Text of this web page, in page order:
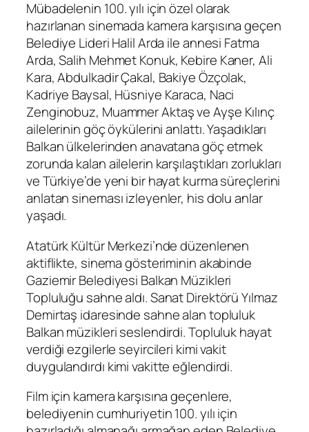
Mübadelenin 100. yılı için özel olarak
hazırlanan sinemada kamera karşısına geçen
Belediye Lideri Halil Arda ile annesi Fatma
Arda, Salih Mehmet Konuk, Kebire Kaner, Ali
Kara, Abdulkadir Çakal, Bakiye Özçolak,
Kadriye Baysal, Hüsniye Karaca, Naci
Zenginobuz, Muammer Aktaş ve Ayşe Kılınç
ailelerinin göç öykülerini anlattı. Yaşadıkları
Balkan ülkelerinden anavatana göç etmek
zorunda kalan ailelerin karşılaştıkları zorlukları
ve Türkiye’de yeni bir hayat kurma süreçlerini
anlatan sineması izleyenler, his dolu anlar
yaşadı.
Atatürk Kültür Merkezi’nde düzenlenen
aktiflikte, sinema gösteriminin akabinde
Gaziemir Belediyesi Balkan Müzikleri
Topluluğu sahne aldı. Sanat Direktörü Yılmaz
Demirtaş idaresinde sahne alan topluluk
Balkan müzikleri seslendirdi. Topluluk hayat
verdiği ezgilerle seyircileri kimi vakit
duygulandırdı kimi vakitte eğlendirdi.
Film için kamera karşısına geçenlere,
belediyenin cumhuriyetin 100. yılı için